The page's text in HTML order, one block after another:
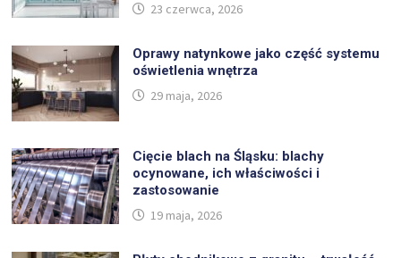
23 czerwca, 2026
Oprawy natynkowe jako część systemu
oświetlenia wnętrza
29 maja, 2026
Cięcie blach na Śląsku: blachy
ocynowane, ich właściwości i
zastosowanie
19 maja, 2026